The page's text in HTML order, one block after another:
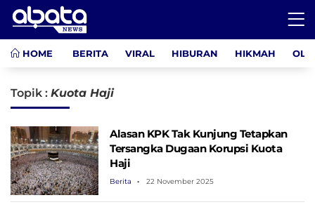
HOME BERITA VIRAL HIBURAN HIKMAH
Topik : Kuota Haji
Alasan KPK Tak Kunjung Tetapkan
Tersangka Dugaan Korupsi Kuota
Haji
Berita 22 November 2025